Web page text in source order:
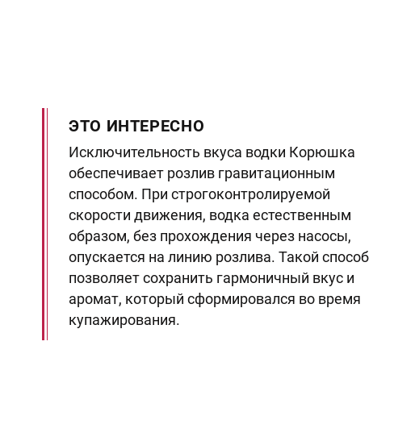
ЭТО ИНТЕРЕСНО
Исключительность вкуса водки Корюшка
обеспечивает розлив гравитационным
способом. При строгоконтролируемой
скорости движения, водка естественным
образом, без прохождения через насосы,
опускается на линию розлива. Такой способ
позволяет сохранить гармоничный вкус и
аромат, который сформировался во время
купажирования.